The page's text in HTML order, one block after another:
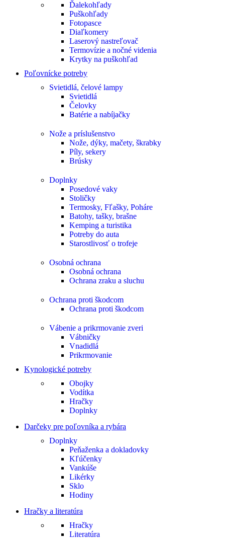
Ďalekohľady
Puškohľady
Fotopasce
Diaľkomery
Laserový nastreľovač
Termovízie a nočné videnia
Krytky na puškohľad
Poľovnícke potreby
Svietidlá, čelové lampy
Svietidlá
Čelovky
Batérie a nabíjačky
Nože a príslušenstvo
Nože, dýky, mačety, škrabky
Píly, sekery
Brúsky
Doplnky
Posedové vaky
Stoličky
Termosky, Fľašky, Poháre
Batohy, tašky, brašne
Kemping a turistika
Potreby do auta
Starostlivosť o trofeje
Osobná ochrana
Osobná ochrana
Ochrana zraku a sluchu
Ochrana proti škodcom
Ochrana proti škodcom
Vábenie a prikrmovanie zveri
Vábničky
Vnadidlá
Prikrmovanie
Kynologické potreby
Obojky
Vodítka
Hračky
Doplnky
Darčeky pre poľovníka a rybára
Doplnky
Peňaženka a dokladovky
Kľúčenky
Vankúše
Likérky
Sklo
Hodiny
Hračky a literatúra
Hračky
Literatúra